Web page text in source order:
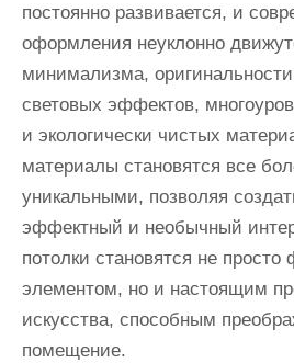
постоянно развивается, и
оформления неуклонно
минимализма,
световых эффектов,
и экологически чистых
материалы становятся все
уникальными, позволяя
эффектный и необычный
потолки становятся не
элементом, но и настоящим
искусства, способным
помещение.